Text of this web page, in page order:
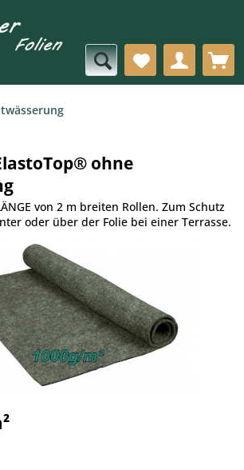
ohne
von 2 m breiten Rollen. Zum Schutz
oder über der Folie bei einer Terrasse.